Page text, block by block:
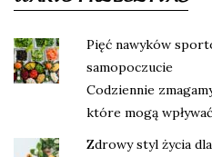
Pięć nawyków
samopoczucie
Codziennie
które mogą
Zdrowy styl życia